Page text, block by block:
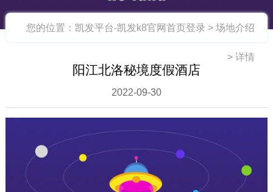
您的位置： 凯发平台-凯发k8官网首页登录 > 场地介绍
> 详情
阳江北洛秘境度假酒店
2022-09-30